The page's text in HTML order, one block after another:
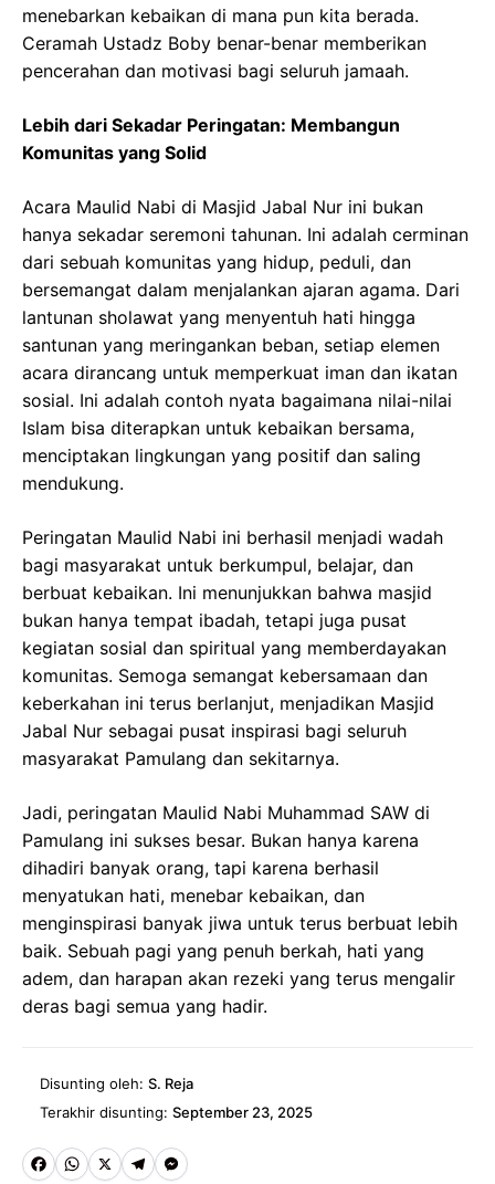
menebarkan kebaikan di mana pun kita berada.
Ceramah Ustadz Boby benar-benar memberikan
pencerahan dan motivasi bagi seluruh jamaah.
Lebih dari Sekadar Peringatan: Membangun
Komunitas yang Solid
Acara Maulid Nabi di Masjid Jabal Nur ini bukan
hanya sekadar seremoni tahunan. Ini adalah cerminan
dari sebuah komunitas yang hidup, peduli, dan
bersemangat dalam menjalankan ajaran agama. Dari
lantunan sholawat yang menyentuh hati hingga
santunan yang meringankan beban, setiap elemen
acara dirancang untuk memperkuat iman dan ikatan
sosial. Ini adalah contoh nyata bagaimana nilai-nilai
Islam bisa diterapkan untuk kebaikan bersama,
menciptakan lingkungan yang positif dan saling
mendukung.
Peringatan Maulid Nabi ini berhasil menjadi wadah
bagi masyarakat untuk berkumpul, belajar, dan
berbuat kebaikan. Ini menunjukkan bahwa masjid
bukan hanya tempat ibadah, tetapi juga pusat
kegiatan sosial dan spiritual yang memberdayakan
komunitas. Semoga semangat kebersamaan dan
keberkahan ini terus berlanjut, menjadikan Masjid
Jabal Nur sebagai pusat inspirasi bagi seluruh
masyarakat Pamulang dan sekitarnya.
Jadi, peringatan Maulid Nabi Muhammad SAW di
Pamulang ini sukses besar. Bukan hanya karena
dihadiri banyak orang, tapi karena berhasil
menyatukan hati, menebar kebaikan, dan
menginspirasi banyak jiwa untuk terus berbuat lebih
baik. Sebuah pagi yang penuh berkah, hati yang
adem, dan harapan akan rezeki yang terus mengalir
deras bagi semua yang hadir.
Disunting oleh: S. Reja
Terakhir disunting: September 23, 2025
Fa W X Te M